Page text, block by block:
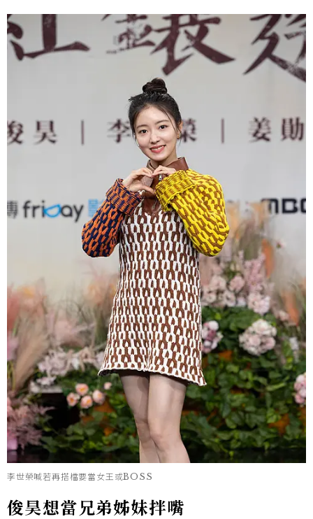
李世榮喊若再搭檔要當女王或BOSS
俊昊想當兄弟姊妹拌嘴